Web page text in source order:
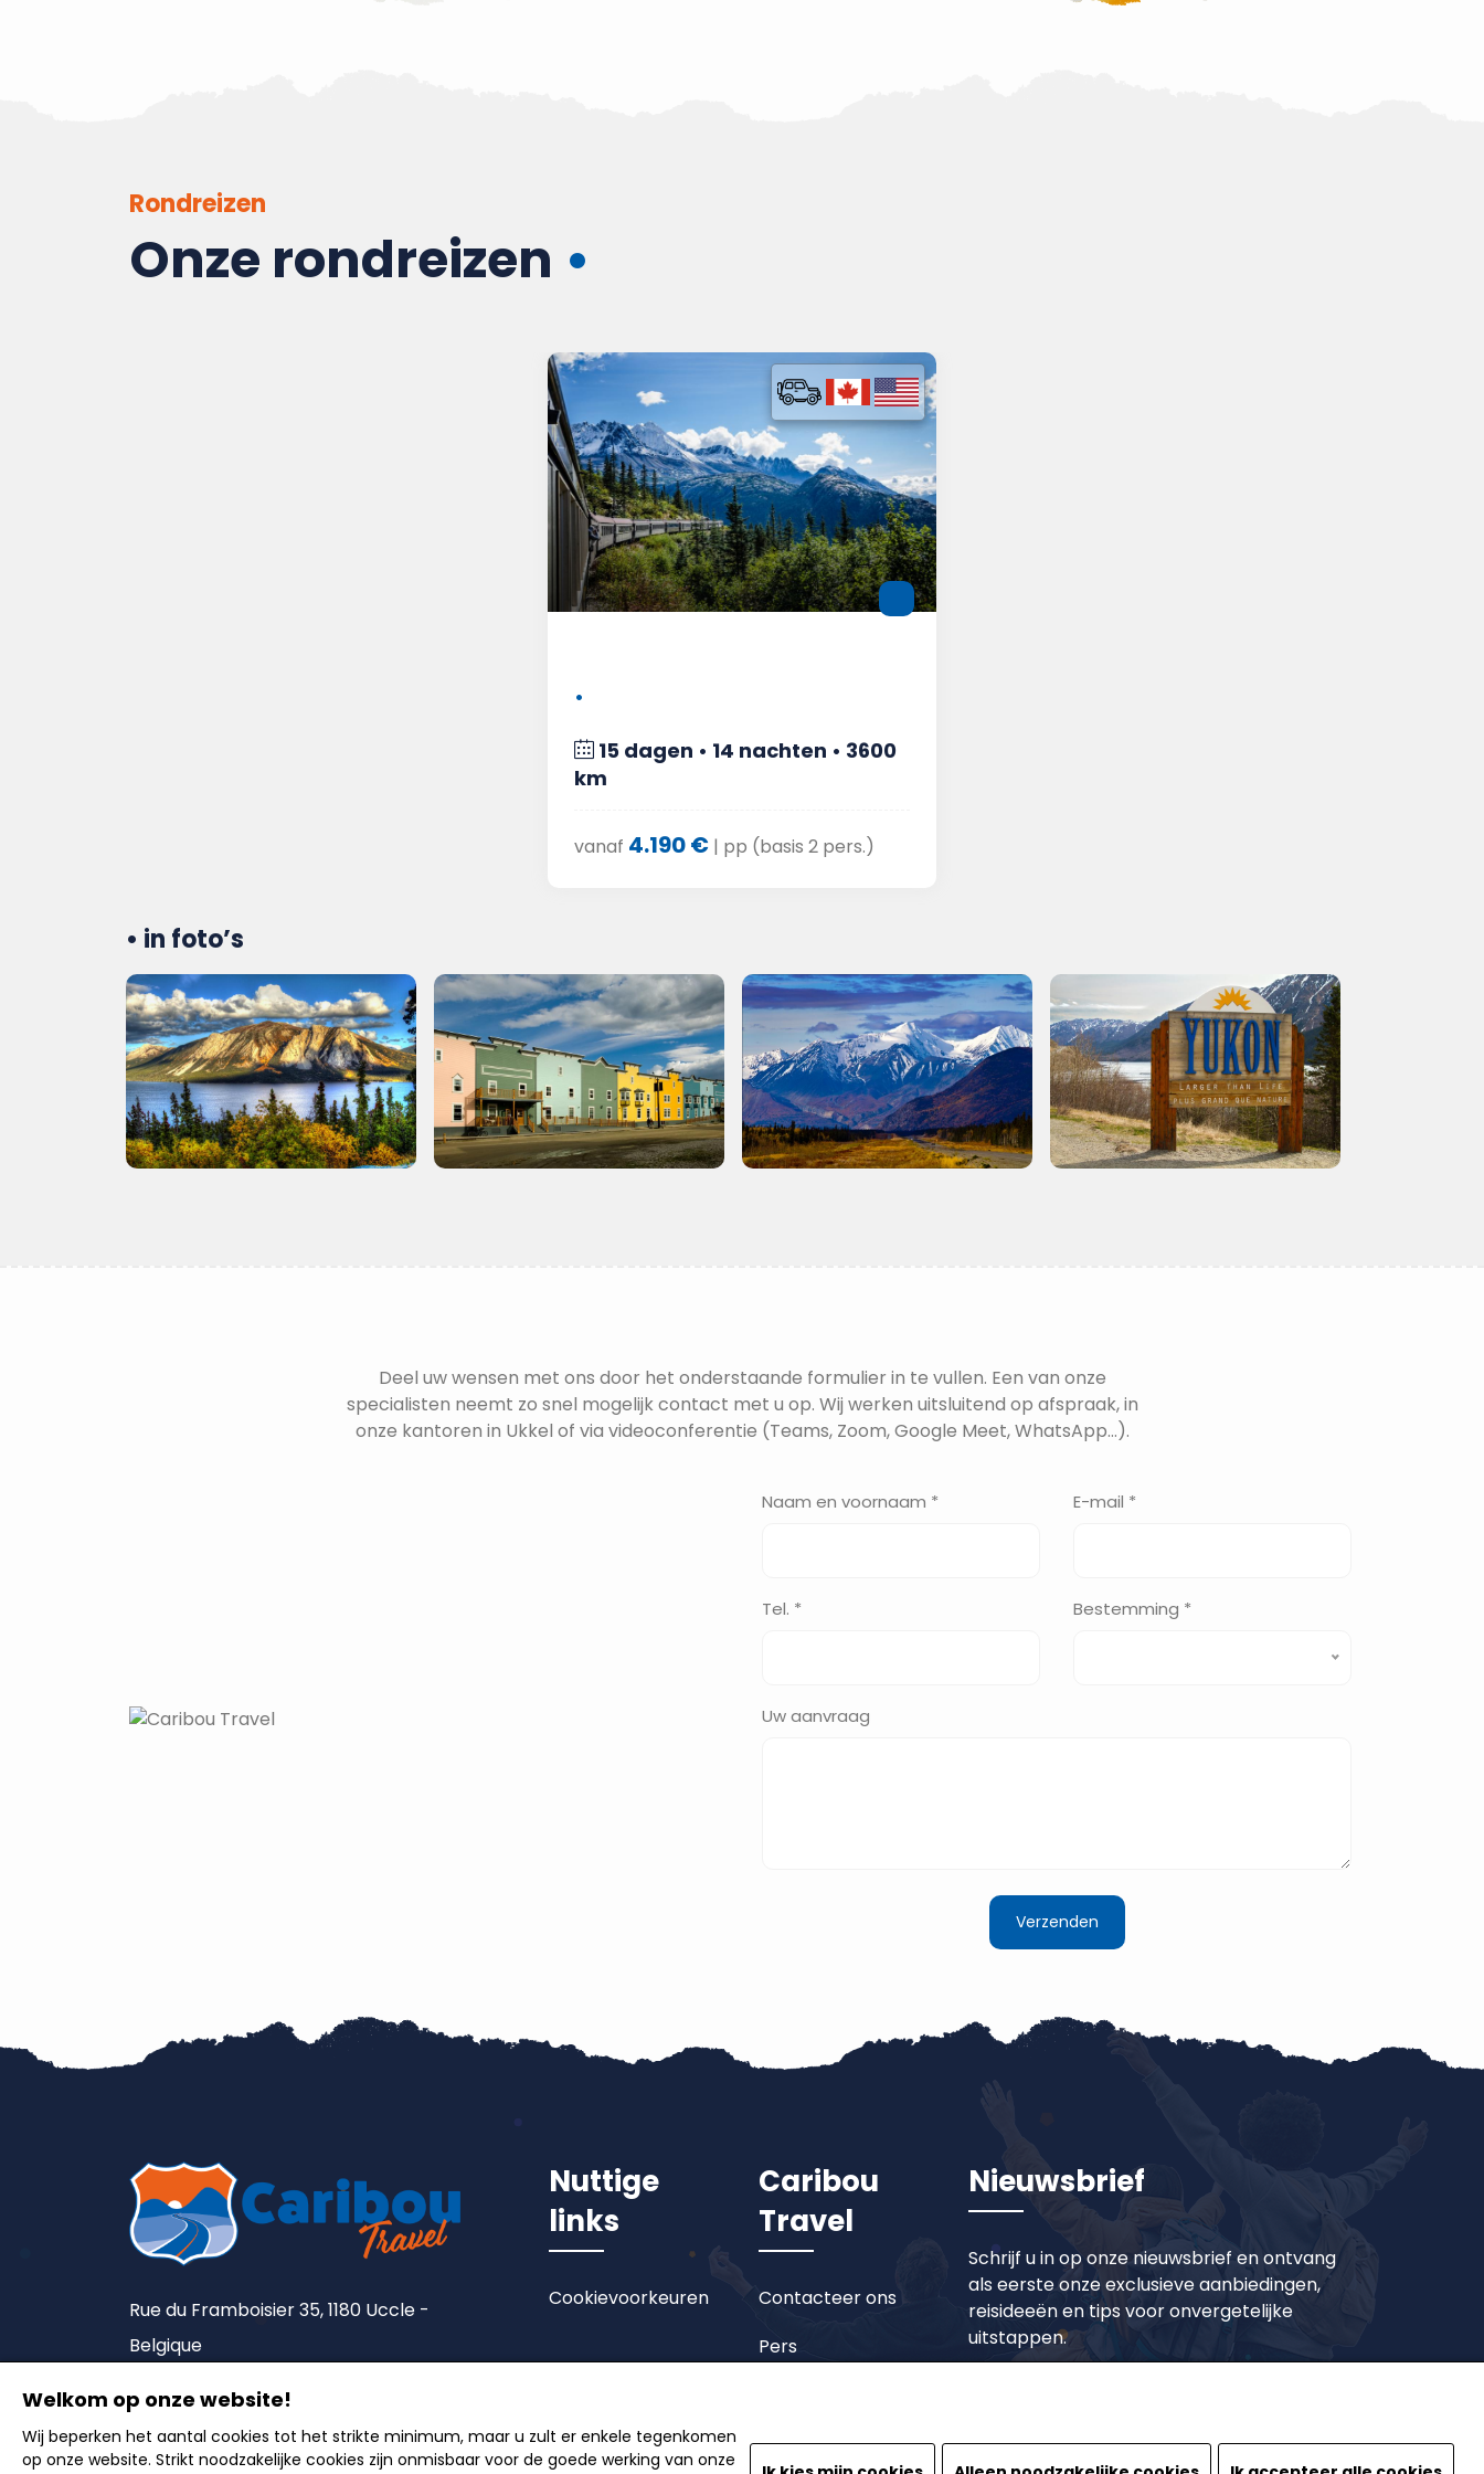
Rondreizen
Onze rondreizen •
•
15 dagen • 14 nachten • 3600
km
vanaf 4.190 € | pp (basis 2 pers.)
• in foto’s
Deel uw wensen met ons door het onderstaande formulier in te vullen. Een van onze
specialisten neemt zo snel mogelijk contact met u op. Wij werken uitsluitend op afspraak, in
onze kantoren in Ukkel of via videoconferentie (Teams, Zoom, Google Meet, WhatsApp...).
Naam en voornaam * E-mail *
Tel. * Bestemming *
Uw aanvraag
Rue du Framboisier 35, 1180 Uccle -
Belgique
Lic. A5492
Nuttige
links
Cookievoorkeuren
Caribou
Travel
Contacteer ons
Pers
Nieuwsbrief
Schrijf u in op onze nieuwsbrief en ontvang
als eerste onze exclusieve aanbiedingen,
reisideeën en tips voor onvergetelijke
uitstappen.
Welkom op onze website!
Wij beperken het aantal cookies tot het strikte minimum, maar u zult er enkele tegenkomen
op onze website. Strikt noodzakelijke cookies zijn onmisbaar voor de goede werking van onze